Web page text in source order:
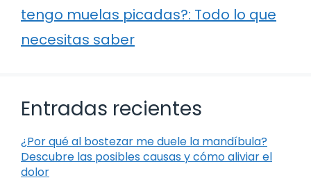
tengo muelas picadas?: Todo lo que
necesitas saber
Entradas recientes
¿Por qué al bostezar me duele la mandíbula?
Descubre las posibles causas y cómo aliviar el
dolor